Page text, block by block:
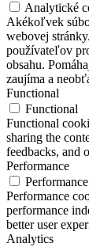
Analytické
Akékoľvek
webovej
používateľov
obsahu.
zaujíma a
Functional
Functional
Functional
sharing the
feedbacks, and
Performance
Performance
Performance
performance
better user
Analytics